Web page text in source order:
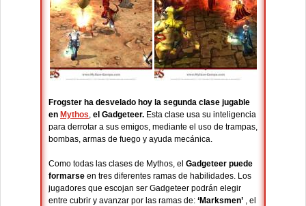
Frogster ha desvelado hoy la segunda clase jugable
en Mythos, el Gadgeteer. Esta clase usa su inteligencia
para derrotar a sus emigos, mediante el uso de trampas,
bombas, armas de fuego y ayuda mecánica.
Como todas las clases de Mythos, el Gadgeteer puede
formarse en tres diferentes ramas de habilidades. Los
jugadores que escojan ser Gadgeteer podrán elegir
entre cubrir y avanzar por las ramas de: ‘Marksmen’ , el